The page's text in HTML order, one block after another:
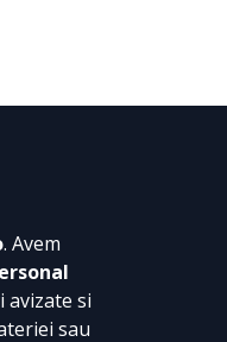
. Avem
avizate si
sau